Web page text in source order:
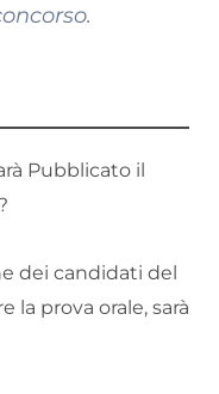
Pubblicato il
dei candidati del
la prova orale, sarà